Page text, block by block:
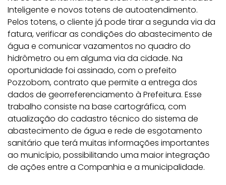
Inteligente e novos totens de autoatendimento.
Pelos totens, o cliente já pode tirar a segunda via da
fatura, verificar as condições do abastecimento de
água e comunicar vazamentos no quadro do
hidrômetro ou em alguma via da cidade. Na
oportunidade foi assinado, com o prefeito
Pozzobom, contrato que permite a entrega dos
dados de georreferenciamento à Prefeitura. Esse
trabalho consiste na base cartográfica, com
atualização do cadastro técnico do sistema de
abastecimento de água e rede de esgotamento
sanitário que terá muitas informações importantes
ao município, possibilitando uma maior integração
de ações entre a Companhia e a municipalidade.